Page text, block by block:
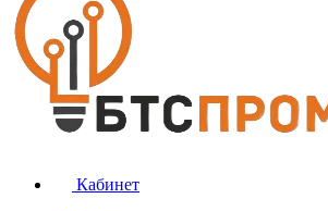
Кабинет